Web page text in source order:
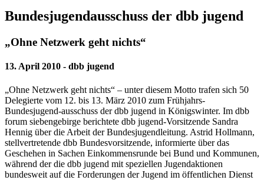
Bundesjugendausschuss der dbb jugend
„Ohne Netzwerk geht nichts“
13. April 2010 - dbb jugend
„Ohne Netzwerk geht nichts“ – unter diesem Motto trafen sich 50
Delegierte vom 12. bis 13. März 2010 zum Frühjahrs-
Bundesjugend-ausschuss der dbb jugend in Königswinter. Im dbb
forum sieben­gebirge berichtete dbb jugend-Vorsitzende Sandra
Hennig über die Arbeit der Bundesjugendleitung. Astrid Hollmann,
stellvertretende dbb Bundesvorsitzende, informierte über das
Geschehen in Sachen Einkommensrunde bei Bund und Kommunen,
während der die dbb jugend mit speziellen Jugendaktionen
bundesweit auf die Forderung­en der Jugend im öffentlichen Dienst